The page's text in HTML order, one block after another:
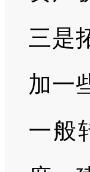
三是
加一
一般